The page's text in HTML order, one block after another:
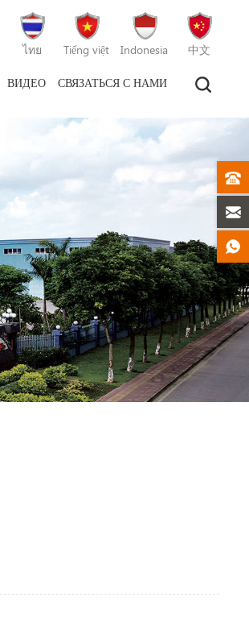
ไทย Tiếng việt Indonesia 中文
ВИДЕО СВЯЗАТЬСЯ С НАМИ